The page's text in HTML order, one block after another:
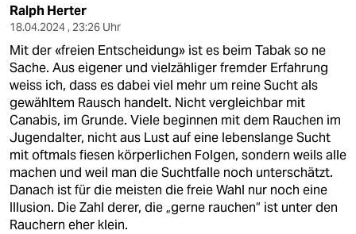
berlin
nord
wahrheit
verlag
verlag
veranstaltungen
shop
Ralph Herter
18.04.2024 , 23:26 Uhr
Mit der «freien Entscheidung» ist es beim Tabak so ne
Sache. Aus eigener und vielzähliger fremder Erfahrung
weiss ich, dass es dabei viel mehr um reine Sucht als
gewähltem Rausch handelt. Nicht vergleichbar mit
Canabis, im Grunde. Viele beginnen mit dem Rauchen im
Jugendalter, nicht aus Lust auf eine lebenslange Sucht
mit oftmals fiesen körperlichen Folgen, sondern weils alle
machen und weil man die Suchtfalle noch unterschätzt.
Danach ist für die meisten die freie Wahl nur noch eine
Illusion. Die Zahl derer, die „gerne rauchen“ ist unter den
Rauchern eher klein.